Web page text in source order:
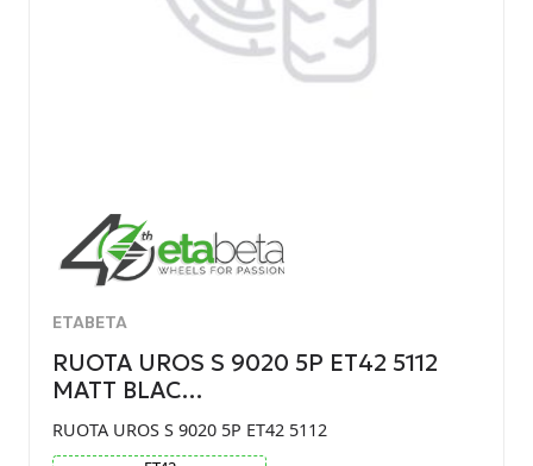
ETABETA
RUOTA UROS S 9020 5P ET42 5112
MATT BLAC…
RUOTA UROS S 9020 5P ET42 5112